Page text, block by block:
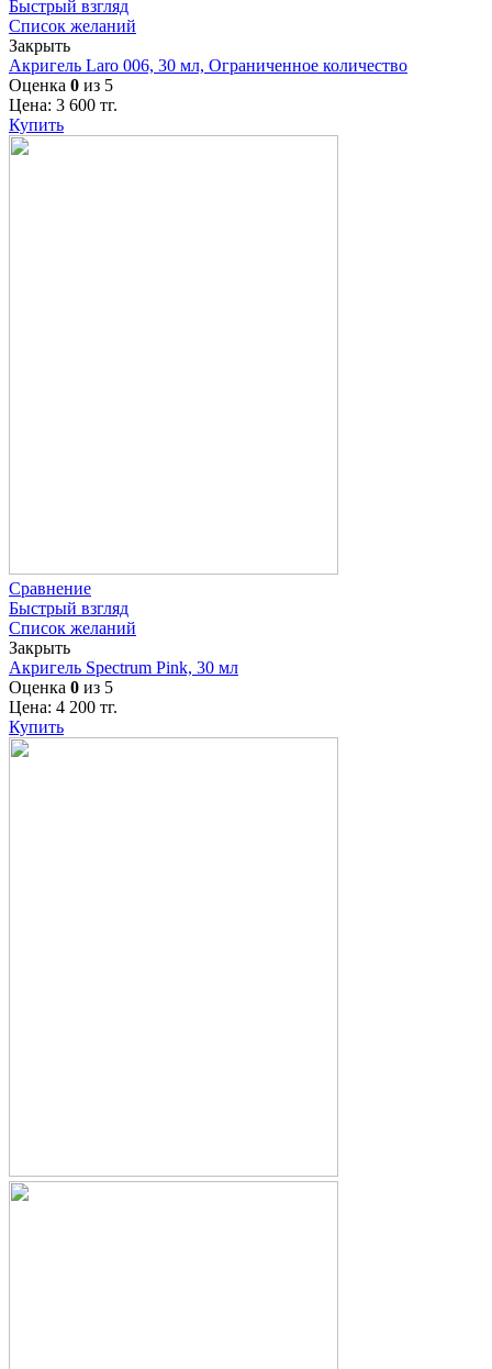
Быстрый взгляд
Список желаний
Закрыть
Акригель Laro 006, 30 мл, Ограниченное количество
Оценка 0 из 5
Цена: 3 600 тг.
Купить
Сравнение
Быстрый взгляд
Список желаний
Закрыть
Акригель Spectrum Pink, 30 мл
Оценка 0 из 5
Цена: 4 200 тг.
Купить